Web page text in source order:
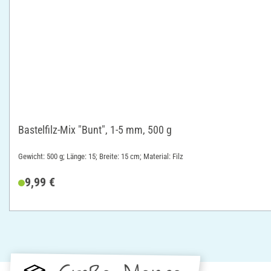
Bastelfilz-Mix "Bunt", 1-5 mm, 500 g
Gewicht: 500 g; Länge: 15; Breite: 15 cm; Material: Filz
9,99 €